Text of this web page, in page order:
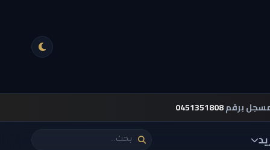
برقم0451351808